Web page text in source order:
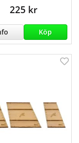
225 kr
Köp